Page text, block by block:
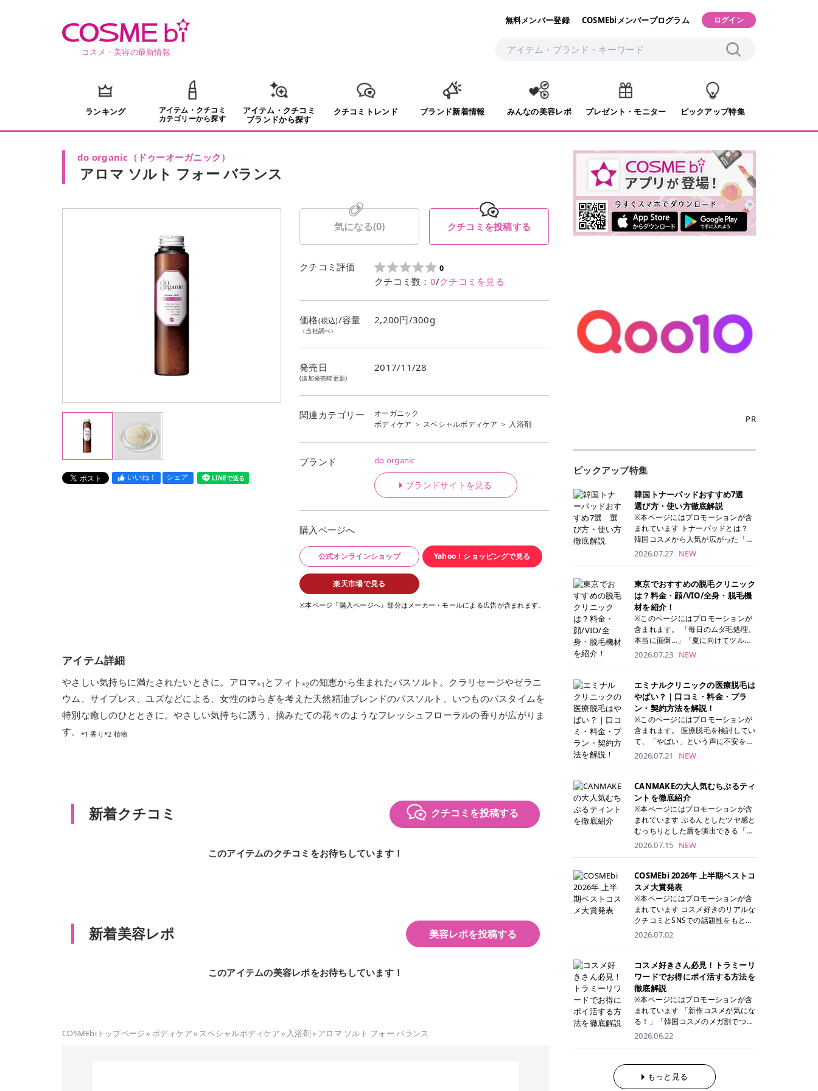
コスメ・美容の最新情報
無料メンバー登録 COSMEbiメンバープログラム ログイン
ランキング
アイテム・クチコミ
カテゴリーから探す
アイテム・クチコミ
ブランドから探す
クチコミトレンド ブランド新着情報 みんなの美容レポ プレゼント・モニター ピックアップ特集
do organic （ ドゥーオーガニック ）
アロマ ソルト フォー バランス
いいね！ シェア LINEで送る
気になる(0) クチコミを投稿する
クチコミ評価 0
クチコミ数： 0/クチコミを見る
価格(税込)/容量
（当社調べ）
2,200円/300g
発売日
(追加発売時更新)
2017/11/28
関連カテゴリー
オーガニック
ボディケア ＞ スペシャルボディケア ＞ 入浴剤
ブランド do organic
ブランドサイトを見る
購入ページへ
公式オンラインショップ Yahoo！ショッピングで見る
楽天市場で見る
※本ページ『購入ページへ』部分はメーカー・モールによる広告が含まれます。
アイテム詳細
やさしい気持ちに満たされたいときに。アロマ*1 とフィト*2の知恵から生まれたバスソルト。クラリセージやゼラニ
ウム、サイプレス、ユズなどによる、女性のゆらぎを考えた天然精油ブレンドのバスソルト。いつものバスタイムを
特別な癒しのひとときに。やさしい気持ちに誘う、摘みたての花々のようなフレッシュフローラルの香りが広がりま
す。
*1 香り*2 植物
新着クチコミ クチコミを投稿する
このアイテムのクチコミをお待ちしています！
新着美容レポ 美容レポを投稿する
このアイテムの美容レポをお待ちしています！
COSMEbiトップページ» ボディケア» スペシャルボディケア» 入浴剤» アロマ ソルト フォー バランス
PR
ピックアップ特集
韓国トナーパッドおすすめ7選
選び方・使い方徹底解説
※本ページにはプロモーションが含
まれています トナーパッドとは？
韓国コスメから人気が広がった「ト
ナーパッド」は、化粧水や美容液を
トナーパッドは洗顔後に肌をやさし
く拭き取ることで、古い角質や余分
な皮脂汚れをオフしながら、うるお
いを与えられるのが特徴✨ さらに、
気になる部分には数分のせて部分用
パックとしても使用できるため、1
両方を叶えられます。 韓国コスメブ
ランドを中心に人気を集めていまし
たが、現在では日本でも定番のスキ
ンケアアイテムとして幅広い世代に
愛用されています。 トナーパッドの
特徴 トナーパッドと拭き取り化粧水
の違い 「トナーパッド」と「拭き取
り化粧水」はどちらも洗顔後に使用
するスキンケアアイテムですが、使
い方や特徴に違いがあります。 トナ
ーパッドは、化粧水があらかじめパ
ッドに含まれているため、コットン
を用意する手間がなく、忙しい朝で
もサッと使えるのが魅力です。 ま
た、保湿成分を豊富に配合した商品
が多く、拭き取り後にそのまま部分
用パックとして使えるトナーパッド
も増えています。 一方、拭き取り化
粧水は液体タイプのため、コットン
整しやすく、お気に入りの化粧水を
使いたい方やコストを抑えて続けた
い方にもおすすめです。 トナーパッ
ドのメリット トナーパッドは、角質
ケア・保湿ケア・部分用パックまで
1枚で行える便利なスキンケアアイ
テムです。 ここでは、トナーパッド
す。 古い角質や皮脂汚れをやさしく
オフ トナーパッドを使用すること
で、洗顔だけでは落としきれない古
い角質や余分な皮脂汚れをやさしく
拭き取り、なめらかな肌へ整えま
す。 保湿ケアまで1枚でできる 保湿
成分を配合したトナーパッドなら、
ケアにもぴったりです。 部分パック
としても使える 多くのトナーパッド
は、乾燥が気になる頬や額、小鼻な
2026.07.27 NEW
東京でおすすめの脱毛クリニック
は？料金・顔/VIO/全身・脱毛機
材を紹介！
※このページにはプロモーションが
含まれます。 「毎日のムダ毛処理、
本当に面倒…」「夏に向けてツルツ
ル肌になりたい！」 そう思って東京
べばいいの？と迷ってしまいますよ
ね。 この記事では、医療脱毛の基本
から、東京で特に通いやすいフレイ
アクリニック・レジーナクリニッ
ク・エミナルクリニック・リゼクリ
ニックの4院について、分かりやす
リニックを見つけて、面倒な自己処
理から卒業しちゃいましょう♪ クリ
ニック 全身＋VIO 全身＋VIO＋顔 特
徴 脱毛器 詳細 フレイアクリニック
52,800円(税込)/5回 94,600円(税
込)/5回 肌への負担に配慮しなが
ら、コストパフォーマンスも重視し
たい方に！ メディオスターモノリス
メディオスターNeXT PRO 公式サイ
ト> レジーナクリニック 52,800円
(税込)/5回 99,000円(税込)/5回 ジェ
ントルシリーズを選べるため、脱毛
機にこだわりたい方におすすめ！ ジ
ェントルマックスプロ ジェントルマ
ックスプロプラス ジェントルレーズ
プロ ソプラノチタニウム 公式サイ
ト> エミナルクリニック 49,500円
(税込)/6回 93,500円(税込)/6回 エミ
定！月々払いも安くて通いやすい ク
リスタルプロ 公式サイト> リゼクリ
ニック 109,800円(税込)/5回 144,80
0円(税込)/5回 毛質に合わせて脱毛
機を選択可能！有効期限も5年と長
くマイペースに通いやすい ラシャ
メディオスターNeXT PRO ジェント
ルYAGプロ 公式サイト> ｜そもそも
うの？ 脱毛を考えたときに、まず悩
むのが「医療脱毛とエステ脱毛、ど
2026.07.23 NEW
エミナルクリニックの医療脱毛は
やばい？｜口コミ・料金・プラ
ン・契約方法を解説！
※このページにはプロモーションが
含まれます。 医療脱毛を検討してい
て、「やばい」という声に不安を抱
える方も多いのではないでしょう
体系をはじめ、学生や友人同士でお
得になる割引キャンペーン、無料カ
ウンセリングから施術までの具体的
なステップを分かりやすく解説しま
す。 これから手軽に全身医療脱毛を
後までチェックして、ご自身にぴっ
ください！ クリニック 全身＋VIO
全身＋VIO＋顔 特徴 脱毛器 詳細 フ
レイアクリニック 52,800円(税込)/5
回 94,600円(税込)/5回 肌への負担
に配慮しながら、コストパフォーマ
ンスも重視したい方に！ メディオス
ターモノリス メディオスターNeXT
PRO 公式サイト> レジーナクリニッ
ク 52,800円(税込)/5回 99,000円(税
込)/5回 ジェントルシリーズを選べ
るため、脱毛機にこだわりたい方に
おすすめ！ ジェントルマックスプロ
ジェントルマックスプロプラス ジェ
ントルレーズプロ ソプラノチタニウ
ム 公式サイト> エミナルクリニック
49,500円(税込)/6回 93,500円(税
込)/6回 エミナルクリニックの始め
通いやすい クリスタルプロ 公式サ
イト> リゼクリニック 109,800円(税
2026.07.21 NEW
CANMAKEの大人気むちぷるティ
ントを徹底紹介
※本ページにはプロモーションが含
まれています ぷるんとしたツヤ感と
むっちりとした唇を演出できる「C
ANMAKE（キャンメイク）むちぷる
湿ケアも叶えられることから、SNS
でも話題の人気リップです。 「自分
にはどのカラーが似合う？」「イエ
ベ・ブルベ別のおすすめは？」と気
になっている方も多いのではないで
とともにご紹介！それぞれの色味や
なメイクに合うのかまで詳しく解説
します✨ ※メイクアップ効果による
CANMAKE むちぷるティントとは？
CANMAKE むちぷるティントは、テ
ィント・プランパー・保湿ケアを1
本で叶えるリップです。 するすると
塗れるなめらかなテクスチャーで、
縦ジワをカバーしながら、むっちり
としたツヤのある唇を演出します。
るため、乾燥しにくくデイリー使い
にもぴったり！ アイテム詳細を見る
2026.07.15 NEW
COSMEbi 2026年 上半期ベストコ
スメ大賞発表
※本ページにはプロモーションが含
まれています コスメ好きのリアルな
クチコミとSNSでの話題性をもとに
選出された、COSMEbi 2026年上半
た名品たちを、カテゴリ別にご紹介
します。 本記事では、2025年11月
～2026年4月までの半年間におい
て、COSMEbi内でのクチコミとSN
Sでの話題性を元に選出されたコス
メやスキンケアなどの化粧品を「総
国コスメ」に分けて1位～3位までを
ランキング形式で発表！ 2026年上
半期 総合大賞 AMUSE（アミュー
ズ）「 ジェルフィットグロス」 👑
「ジェルフィットグロス」の特徴 唇
2026.07.02
コスメ好きさん必見！トラミーリ
ワードでお得にポイ活する方法を
徹底解説
※本ページにはプロモーションが含
まれています 「新作コスメが気にな
る！」「韓国コスメのメガ割でつい
買いすぎてしまう……」 そんな美容
を少し工夫するだけでポイントを貯
められるため、コスメやスキンケア
にかかる費用を少しでも抑えたい方
2026.06.22
もっと見る